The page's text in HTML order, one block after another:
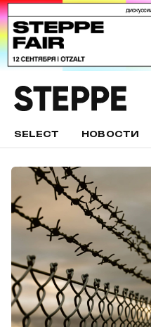
SELECT НОВОСТИ